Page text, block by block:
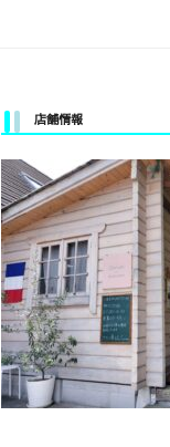
シ
ョ
ン
店舗情報